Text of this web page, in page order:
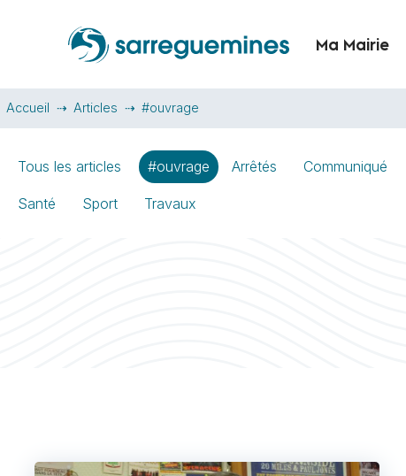
Ma Mairie
Accueil Articles #ouvrage
Tous les articles #ouvrage Arrêtés Communiqué
Santé Sport Travaux